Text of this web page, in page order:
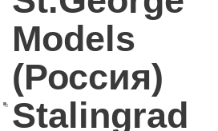
Models
(Россия)
Stalingrad